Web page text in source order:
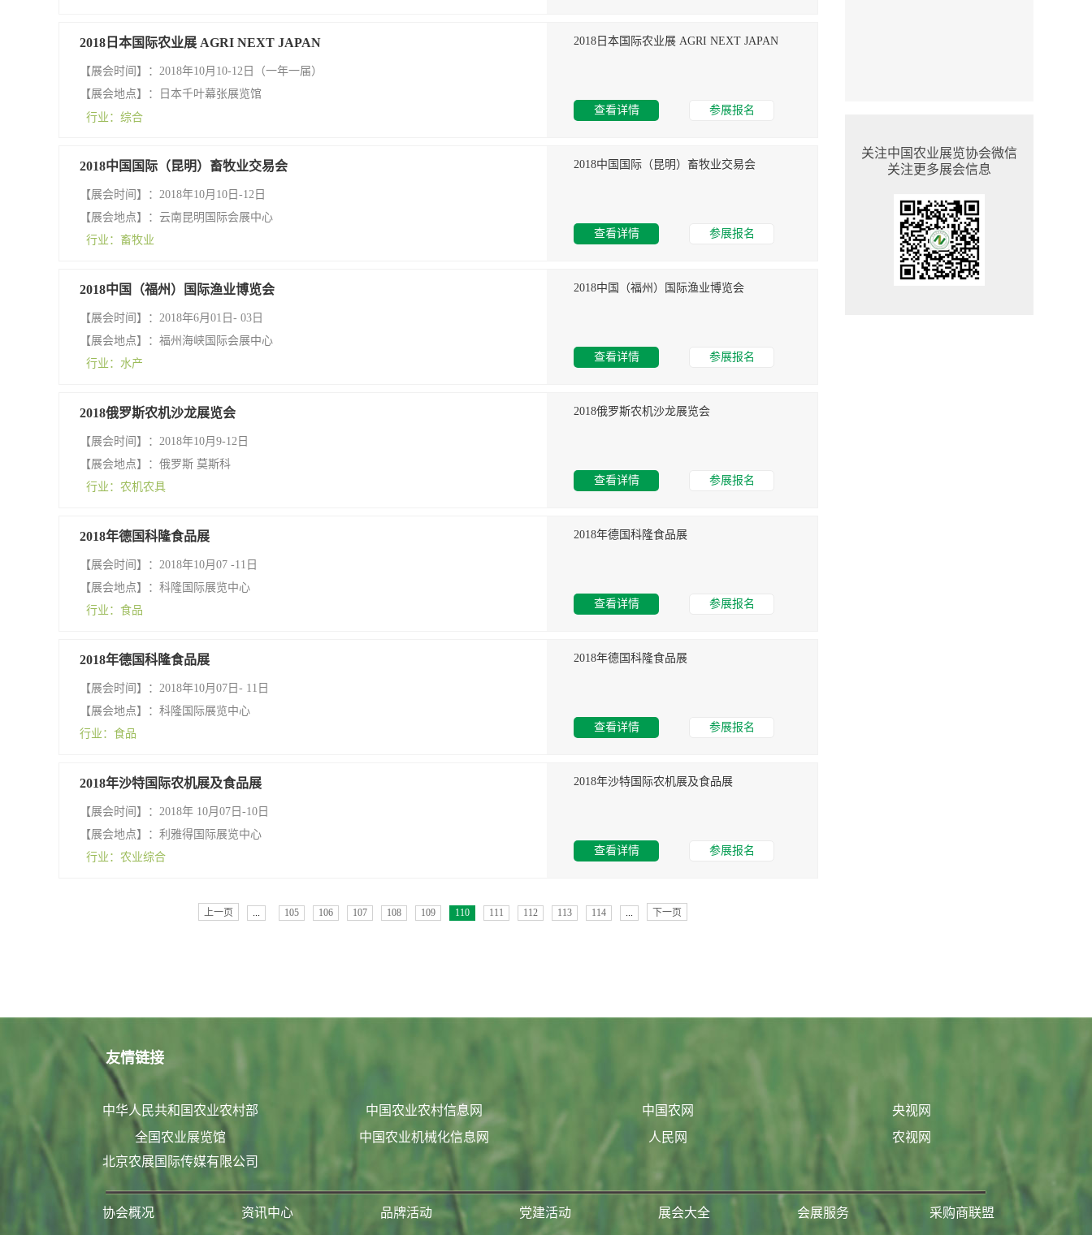
2018日本国际农业展 AGRI NEXT JAPAN
【展会时间】：2018年10月10-12日（一年一届）
【展会地点】：日本千叶幕张展览馆
行业：综合
2018日本国际农业展 AGRI NEXT JAPAN
查看详情 参展报名
2018中国国际（昆明）畜牧业交易会
【展会时间】：2018年10月10日-12日
【展会地点】：云南昆明国际会展中心
行业：畜牧业
2018中国国际（昆明）畜牧业交易会
查看详情 参展报名
2018中国（福州）国际渔业博览会
【展会时间】：2018年6月01日- 03日
【展会地点】：福州海峡国际会展中心
行业：水产
2018中国（福州）国际渔业博览会
查看详情 参展报名
2018俄罗斯农机沙龙展览会
【展会时间】：2018年10月9-12日
【展会地点】：俄罗斯 莫斯科
行业：农机农具
2018俄罗斯农机沙龙展览会
查看详情 参展报名
2018年德国科隆食品展
【展会时间】：2018年10月07 -11日
【展会地点】：科隆国际展览中心
行业：食品
2018年德国科隆食品展
查看详情 参展报名
2018年德国科隆食品展
【展会时间】：2018年10月07日- 11日
【展会地点】：科隆国际展览中心
行业：食品
2018年德国科隆食品展
查看详情 参展报名
2018年沙特国际农机展及食品展
【展会时间】：2018年 10月07日-10日
【展会地点】：利雅得国际展览中心
行业：农业综合
2018年沙特国际农机展及食品展
查看详情 参展报名
上一页 ... 105 106 107 108 109 110 111 112 113 114 ... 下一页
关注中国农业展览协会微信
关注更多展会信息
友情链接
中华人民共和国农业农村部
全国农业展览馆
北京农展国际传媒有限公司
中国农业农村信息网
中国农业机械化信息网
中国农网
人民网
央视网
农视网
协会概况 资讯中心 品牌活动 党建活动 展会大全 会展服务 采购商联盟